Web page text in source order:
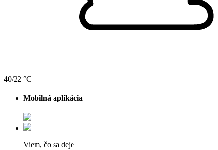
40/22 °C
Mobilná aplikácia
Viem, čo sa deje